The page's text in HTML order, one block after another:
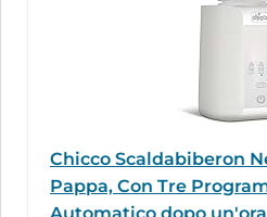
Chicco Scaldabiberon
Pappa, Con Tre